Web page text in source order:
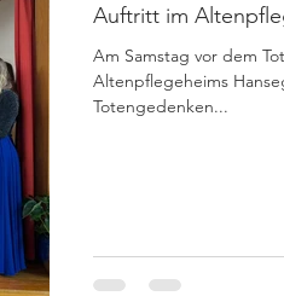
Auftritt im
Am Samstag vor dem
Altenpflegeheims
Totengedenken...